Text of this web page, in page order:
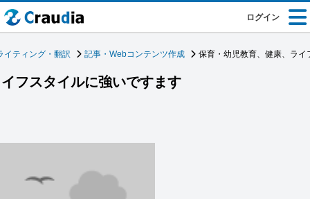
ログイン
イティング・翻訳 記事・Webコンテンツ作成 保育・幼児教育、健康、ラ
フスタイルに強いですます